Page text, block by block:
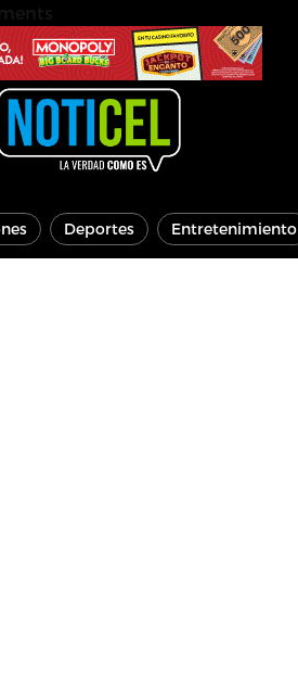
Deportes Entretenimiento